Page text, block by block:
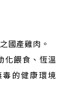
國產雞肉。
化餵食、恆溫
的健康環境